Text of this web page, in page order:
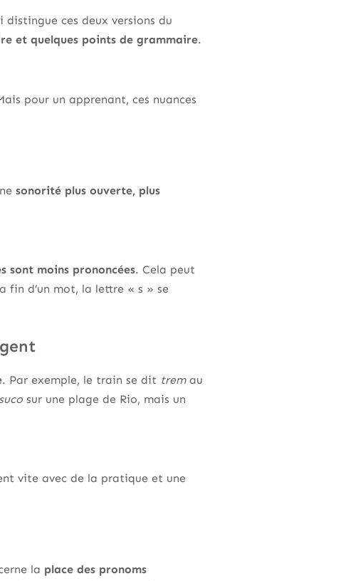
ces deux versions du
et quelques points de grammaire.
pour un apprenant, ces nuances
sonorité plus ouverte, plus
sont moins prononcées. Cela peut
fin d’un mot, la lettre « s » se
. Par exemple, le train se dit tremau
suco sur une plage de Rio, mais un
vite avec de la pratique et une
la place des pronoms